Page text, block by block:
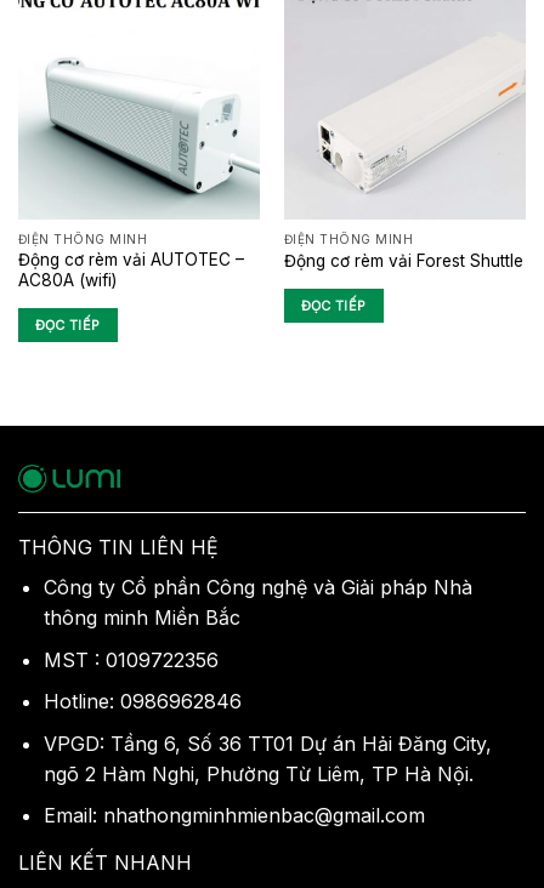
ĐIỆN THÔNG MINH
Động cơ rèm vải AUTOTEC –
AC80A (wifi)
ĐỌC TIẾP
ĐIỆN THÔNG MINH
Động cơ rèm vải Forest Shuttle
ĐỌC TIẾP
THÔNG TIN LIÊN HỆ
Công ty Cổ phần Công nghệ và Giải pháp Nhà
thông minh Miền Bắc
MST : 0109722356
Hotline: 0986962846
VPGD: Tầng 6, Số 36 TT01 Dự án Hải Đăng City,
ngõ 2 Hàm Nghi, Phường Từ Liêm, TP Hà Nội.
Email: nhathongminhmienbac@gmail.com
LIÊN KẾT NHANH